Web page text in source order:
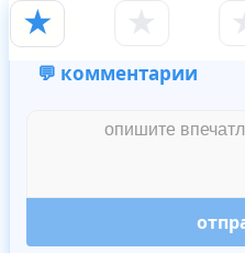
★ ★
💬 комментарии